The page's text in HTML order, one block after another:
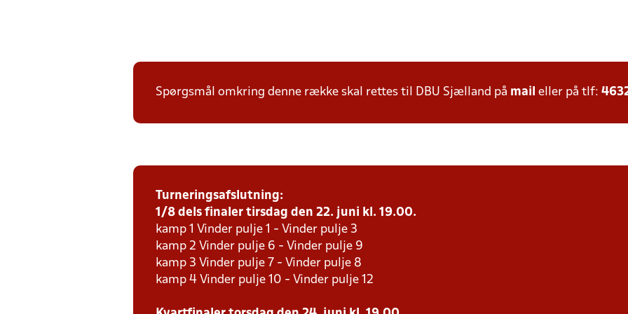
Spørgsmål omkring denne række skal rettes til DBU Sjælland på mail eller på tlf:
Turneringsafslutning:
1/8 dels finaler tirsdag den 22. juni kl. 19.00.
kamp 1 Vinder pulje 1 - Vinder pulje 3
kamp 2 Vinder pulje 6 - Vinder pulje 9
kamp 3 Vinder pulje 7 - Vinder pulje 8
kamp 4 Vinder pulje 10 - Vinder pulje 12